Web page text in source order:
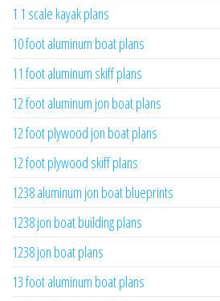
1 1 scale kayak plans
10 foot aluminum boat plans
11 foot aluminum skiff plans
12 foot aluminum jon boat plans
12 foot plywood jon boat plans
12 foot plywood skiff plans
1238 aluminum jon boat blueprints
1238 jon boat building plans
1238 jon boat plans
13 foot aluminum boat plans